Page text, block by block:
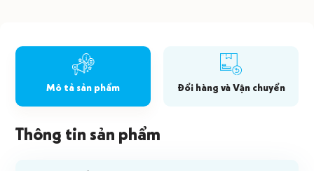
Mô tả sản phẩm Đổi hàng và Vận chuyển
Thông tin sản phẩm